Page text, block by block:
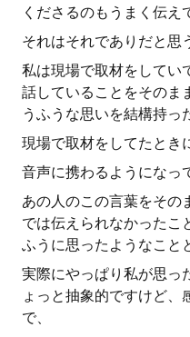
くださるのもうまく伝え
それはそれでありだと思
私は現場で取材をしてい
話していることをそのま
うふうな思いを結構持っ
現場で取材をしてたとき
音声に携わるようになっ
あの人のこの言葉をその
では伝えられなかったこ
ふうに思ったようなこと
実際にやっぱり私が思っ
ょっと抽象的ですけど、
で、